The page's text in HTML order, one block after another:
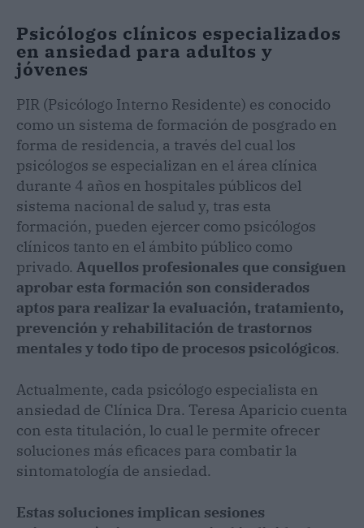
Psicólogos clínicos especializados
en ansiedad para adultos y
jóvenes
PIR (Psicólogo Interno Residente) es conocido
como un sistema de formación de posgrado en
forma de residencia, a través del cual los
psicólogos se especializan en el área clínica
durante 4 años en hospitales públicos del
sistema nacional de salud y, tras esta
formación, pueden ejercer como psicólogos
clínicos tanto en el ámbito público como
privado. Aquellos profesionales que consiguen
aprobar esta formación son considerados
aptos para realizar la evaluación, tratamiento,
prevención y rehabilitación de trastornos
mentales y todo tipo de procesos psicológicos.
Actualmente, cada psicólogo especialista en
ansiedad de Clínica Dra. Teresa Aparicio cuenta
con esta titulación, lo cual le permite ofrecer
soluciones más eficaces para combatir la
sintomatología de ansiedad.
Estas soluciones implican sesiones